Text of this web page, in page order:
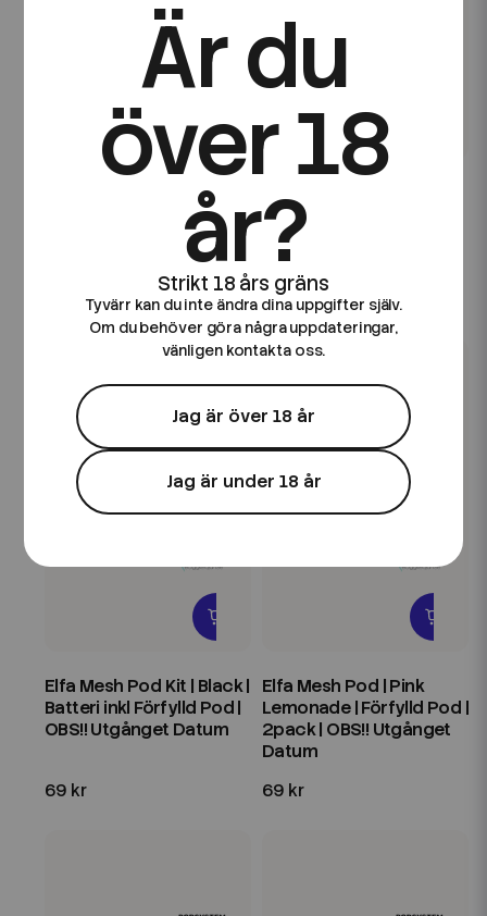
Elfa Pro Pod Kit | Aurora
Purple | OBS!! Utgånget
Elfa Mesh Pod |
Cranberry Grape |
Förfylld Pod | 2pack |
OBS!! Utgånget Datum
69 kr
Elfa Mesh Pod Kit | Black |
Batteri inkl Förfylld Pod |
OBS!! Utgånget Datum
69 kr
Elfa Mesh Pod | Pink
Lemonade | Förfylld Pod |
2pack | OBS!! Utgånget
Datum
69 kr
Är du
över 18
år?
Tyvärr kan du inte ändra dina uppgifter själv.
Om du behöver göra några uppdateringar,
vänligen kontakta oss.
Jag är över 18 år
Jag är under 18 år